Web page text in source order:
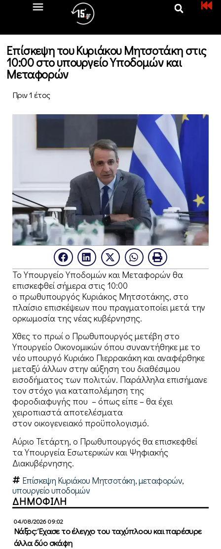
Επίσκεψη του Κυριάκου Μητσοτάκη στις
10:00 στο υπουργείο Υποδομών και
Μεταφορών
Πριν 1 έτος
Το Υπουργείο Υποδομών και Μεταφορών θα
επισκεφθεί σήμερα στις 10:00
ο πρωθυπουργός Κυριάκος Μητσοτάκης, στο
πλαίσιο επισκέψεων που πραγματοποίει μετά την
ορκωμοσία της νέας κυβέρνησης.
Χθες το πρωί ο Πρωθυπουργός μετέβη στο
Υπουργείο Οικονομικών όπου συναντήθηκε με το
νέο υπουργό Κυριάκο Πιερρακάκη και αναφέρθηκε
μεταξύ άλλων στην αύξηση του διαθέσιμου
εισοδήματος των πολιτών. Παράλληλα επισήμανε
τον στόχο για καταπολέμηση της
φοροδιαφυγής που – όπως είπε – θα έχει
χειροπιαστά αποτελέσματα
στον οικογενειακό προϋπολογισμό.
Αύριο Τετάρτη, ο Πρωθυπουργός θα επισκεφθεί
τα Υπουργεία Εσωτερικών και Ψηφιακής
Διακυβέρνησης.
Επίσκεψη Κυριάκου Μητσοτάκη,μεταφορών,
υπουργείο υποδομών
ΔΗΜΟΦΙΛΗ
04/08/2026 09:02
Νάξος: Έχασε το έλεγχο του ταχύπλοου και παρέσυρε
άλλα δύο σκάφη